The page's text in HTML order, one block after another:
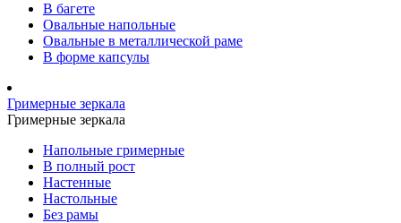
В багете
Овальные напольные
Овальные в металлической раме
В форме капсулы
Гримерные зеркала
Гримерные зеркала
Напольные гримерные
В полный рост
Настенные
Настольные
Без рамы